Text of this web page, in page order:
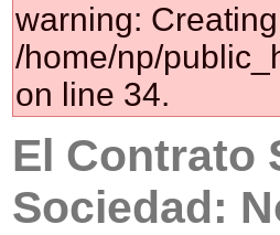
warning:
/home/np/
on line 34.
El Contrato
Sociedad: